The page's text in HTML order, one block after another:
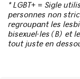
* LGBT+ = Sigle
personnes non
regroupant les
bisexuel·les (B) et
tout juste en